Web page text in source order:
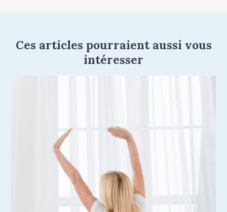
Ces articles pourraient aussi vous
intéresser